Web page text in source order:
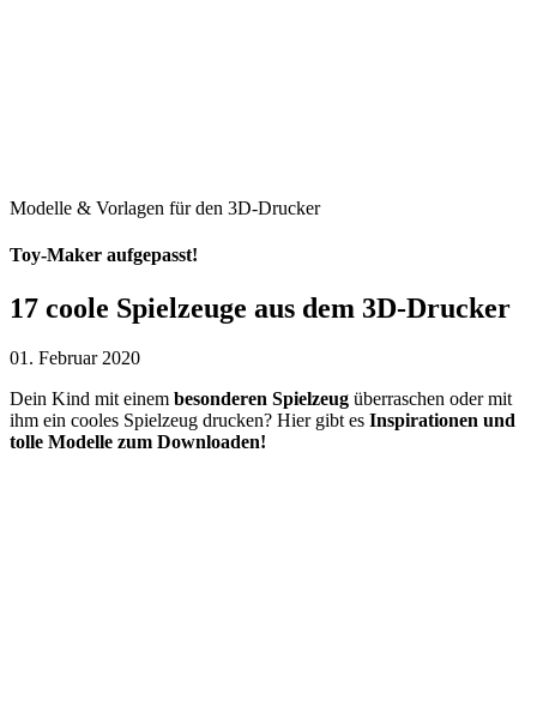
Modelle & Vorlagen für den 3D-Drucker
Toy-Maker aufgepasst!
17 coole Spielzeuge aus dem 3D-Drucker
01. Februar 2020
Dein Kind mit einem besonderen Spielzeug überraschen oder mit
ihm ein cooles Spielzeug drucken? Hier gibt es Inspirationen und
tolle Modelle zum Downloaden!